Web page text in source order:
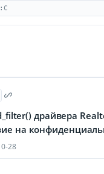
драйвера
на
28